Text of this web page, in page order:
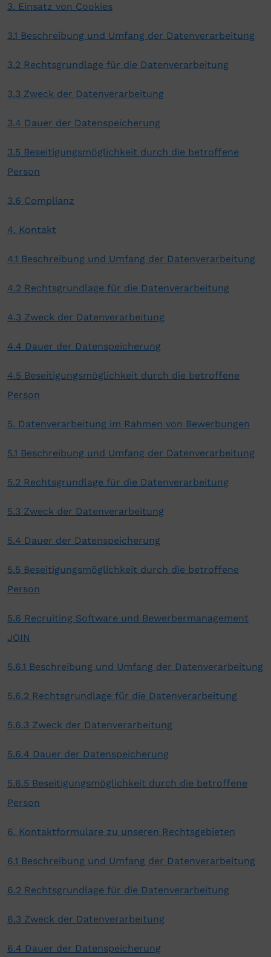
3. Einsatz von Cookies
3.1 Beschreibung und Umfang der Datenverarbeitung
3.2 Rechtsgrundlage für die Datenverarbeitung
3.3 Zweck der Datenverarbeitung
3.4 Dauer der Datenspeicherung
3.5 Beseitigungsmöglichkeit durch die betroffene
Person
3.6 Complianz
4. Kontakt
4.1 Beschreibung und Umfang der Datenverarbeitung
4.2 Rechtsgrundlage für die Datenverarbeitung
4.3 Zweck der Datenverarbeitung
4.4 Dauer der Datenspeicherung
4.5 Beseitigungsmöglichkeit durch die betroffene
Person
5. Datenverarbeitung im Rahmen von Bewerbungen
5.1 Beschreibung und Umfang der Datenverarbeitung
5.2 Rechtsgrundlage für die Datenverarbeitung
5.3 Zweck der Datenverarbeitung
5.4 Dauer der Datenspeicherung
5.5 Beseitigungsmöglichkeit durch die betroffene
Person
5.6 Recruiting Software und Bewerbermanagement
JOIN
5.6.1 Beschreibung und Umfang der Datenverarbeitung
5.6.2 Rechtsgrundlage für die Datenverarbeitung
5.6.3 Zweck der Datenverarbeitung
5.6.4 Dauer der Datenspeicherung
5.6.5 Beseitigungsmöglichkeit durch die betroffene
Person
6. Kontaktformulare zu unseren Rechtsgebieten
6.1 Beschreibung und Umfang der Datenverarbeitung
6.2 Rechtsgrundlage für die Datenverarbeitung
6.3 Zweck der Datenverarbeitung
6.4 Dauer der Datenspeicherung